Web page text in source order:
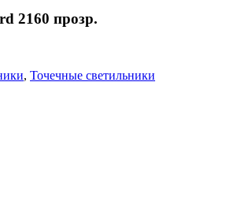
2160 прозр.
, Точечные светильники